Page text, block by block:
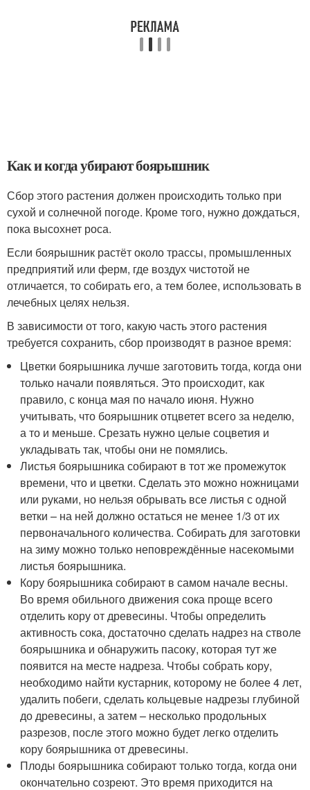
Как и когда убирают боярышник
Сбор этого растения должен происходить только при
сухой и солнечной погоде. Кроме того, нужно дождаться,
пока высохнет роса.
Если боярышник растёт около трассы, промышленных
предприятий или ферм, где воздух чистотой не
отличается, то собирать его, а тем более, использовать в
лечебных целях нельзя.
В зависимости от того, какую часть этого растения
требуется сохранить, сбор производят в разное время:
Цветки боярышника лучше заготовить тогда, когда они
только начали появляться. Это происходит, как
правило, с конца мая по начало июня. Нужно
учитывать, что боярышник отцветет всего за неделю,
а то и меньше. Срезать нужно целые соцветия и
укладывать так, чтобы они не помялись.
Листья боярышника собирают в тот же промежуток
времени, что и цветки. Сделать это можно ножницами
или руками, но нельзя обрывать все листья с одной
ветки – на ней должно остаться не менее 1/3 от их
первоначального количества. Собирать для заготовки
на зиму можно только неповреждённые насекомыми
листья боярышника.
Кору боярышника собирают в самом начале весны.
Во время обильного движения сока проще всего
отделить кору от древесины. Чтобы определить
активность сока, достаточно сделать надрез на стволе
боярышника и обнаружить пасоку, которая тут же
появится на месте надреза. Чтобы собрать кору,
необходимо найти кустарник, которому не более 4 лет,
удалить побеги, сделать кольцевые надрезы глубиной
до древесины, а затем – несколько продольных
разрезов, после этого можно будет легко отделить
кору боярышника от древесины.
Плоды боярышника собирают только тогда, когда они
окончательно созреют. Это время приходится на